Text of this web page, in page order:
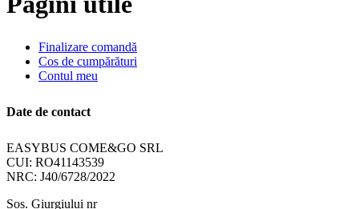
Finalizare comandă
Cos de cumpărături
Contul meu
Date de contact
EASYBUS COME&GO SRL
CUI: RO41143539
NRC: J40/6728/2022
Sos. Giurgiului nr